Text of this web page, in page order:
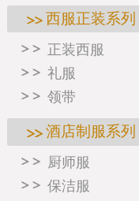
西服正装系列
正装西服
礼服
领带
酒店制服系列
厨师服
保洁服